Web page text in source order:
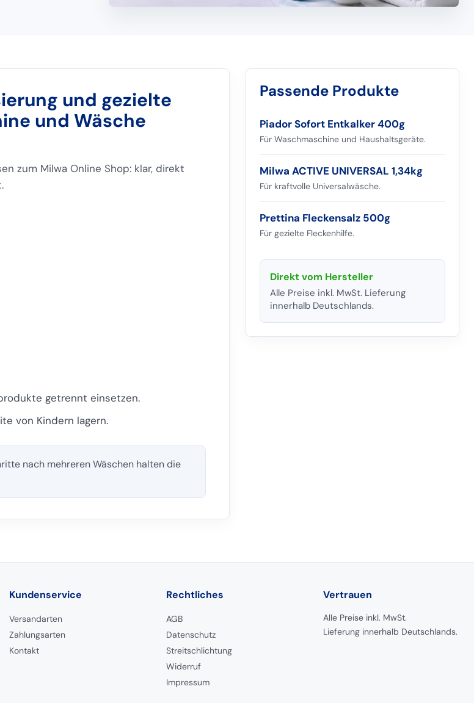
und gezielte
und Wäsche
zum Milwa Online Shop: klar, direkt
getrennt einsetzen.
von Kindern lagern.
nach mehreren Wäschen halten die
Passende Produkte
Piador Sofort Entkalker 400g
Für Waschmaschine und Haushaltsgeräte.
Milwa ACTIVE UNIVERSAL 1,34kg
Für kraftvolle Universalwäsche.
Prettina Fleckensalz 500g
Für gezielte Fleckenhilfe.
Direkt vom Hersteller
Alle Preise inkl. MwSt. Lieferung
innerhalb Deutschlands.
Kundenservice
Versandarten
Zahlungsarten
Kontakt
Rechtliches
AGB
Datenschutz
Streitschlichtung
Widerruf
Impressum
Vertrauen
Alle Preise inkl. MwSt.
Lieferung innerhalb Deutschlands.